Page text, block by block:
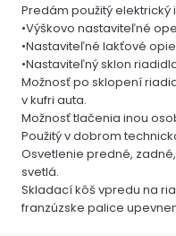
Predám použitý
•Výškovo nastaviteľné
•Nastaviteľné lakťové
•Nastaviteľný sklon
Možnosť po sklopení
v kufri auta.
Možnosť tlačenia inou
Použitý v dobrom
Osvetlenie predné,
svetlá.
Skladací kôš vpredu na
franzúzske palice